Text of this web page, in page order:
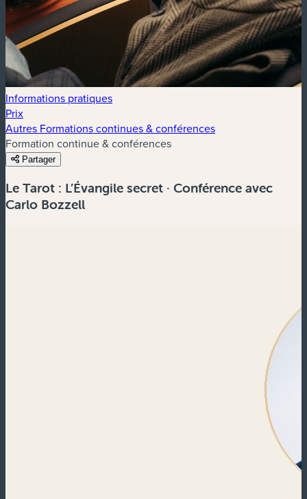
Informations pratiques
Prix
Autres Formations continues & conférences
Formation continue & conférences
Partager
Le Tarot : L’Évangile secret · Conférence avec
Carlo Bozzell